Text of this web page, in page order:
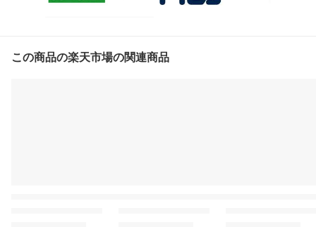
この商品の楽天市場の関連商品